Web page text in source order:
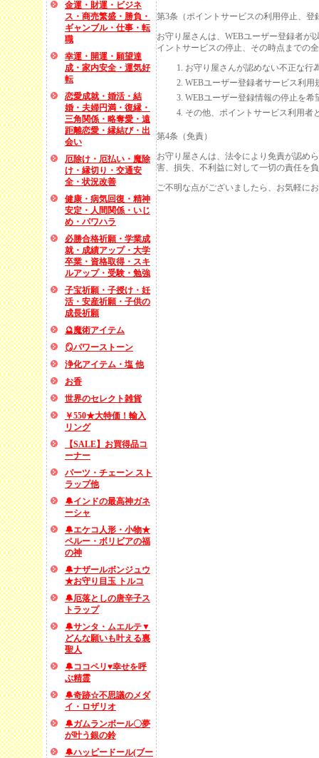
金運・財運・ビジネ
ス・商売繁盛・勝負・
ギャンブル・仕事・転
職
幸運・開運・願望達
成・家内安全・運気好
転
恋愛成就・婚活・結
婚・夫婦円満・復縁・
三角関係・略奪愛・遠
距離恋愛・縁結び・出
会い
厄除け・厄払い・魔除
け・縁切り・交通安
全・状況改善
健康・病気回復・精神
安定・人間関係・いじ
め・パワハラ
必勝合格祈願・学業成
就・成績アップ・大学
卒業・資格取得・スキ
ルアップ・受験・勉強
子宝祈願・子授け・妊
活・安産祈願・子供の
成長祈願
🔮魔術アイテム
🪞パワーストーン
浄化アイテム・塩 他
お香
世界のセレクト雑貨
￥550★大特価！輸入
リング
【SALE】お買得品コ
ーナー
パーツ・チェーン スト
ラップ他
🔔インドの最高神ガネ
ーシャ
🔔エケコ人形・小物★
ペルー・ボリビアの福
の神
🔔ナザールボンジュウ
★お守り目玉 トルコ
🔔厄落としの唐辛子ス
トラップ
🔔サンタ・ムエルテ▼
どんな願いも叶える裏
聖人
🔔ココペリ♥幸せを呼
ぶ精霊
🔔奇跡☆不思議のメダ
イ・ロザリオ
🔔ガムランボール〇夢
が叶う銀の鈴
🔔ハッピードール(ブー
第3条（ポイントサービスの利用停止、登
お守り屋さんは、WEBユーザー登録者が
イントサービスの停止、その時点までの
お守り屋さんが認めない不正な行
WEBユーザー登録者サービス利
WEBユーザー登録情報の停止を希
その他、ポイントサービス利用者
第4条（免責）
お守り屋さんは、法令により免責が認め
害、損失、不利益に対して一切の責任を
ご不明な点がございましたら、お気軽に